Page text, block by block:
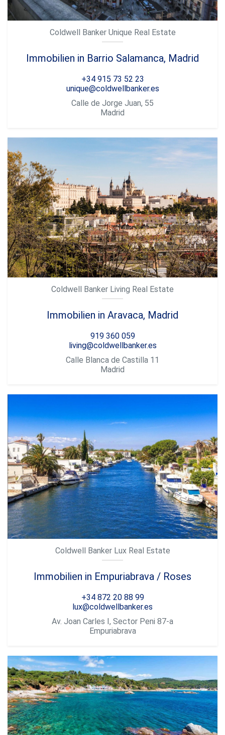
Coldwell Banker Unique Real Estate
Immobilien in Barrio Salamanca, Madrid
+34 915 73 52 23
unique@coldwellbanker.es
Calle de Jorge Juan, 55
Madrid
Coldwell Banker Living Real Estate
Immobilien in Aravaca, Madrid
919 360 059
living@coldwellbanker.es
Calle Blanca de Castilla 11
Madrid
Coldwell Banker Lux Real Estate
Immobilien in Empuriabrava / Roses
+34 872 20 88 99
lux@coldwellbanker.es
Av. Joan Carles I, Sector Peni 87-a
Empuriabrava